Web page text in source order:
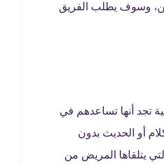
وسوف يطلب الفريق
تجد أنها تساعدهم في
أو الحديث بدون
يتلقاها المريض من